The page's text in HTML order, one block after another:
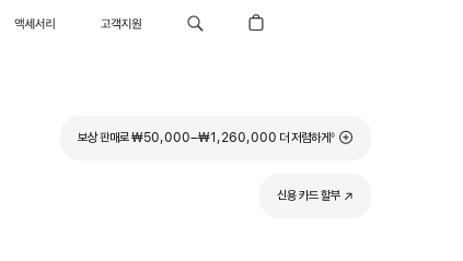
액세서리 고객지원
보상 판매로 ₩50,000–₩1,260,000 더 저렴하게
각주
◊
신용 카드 할부
(새